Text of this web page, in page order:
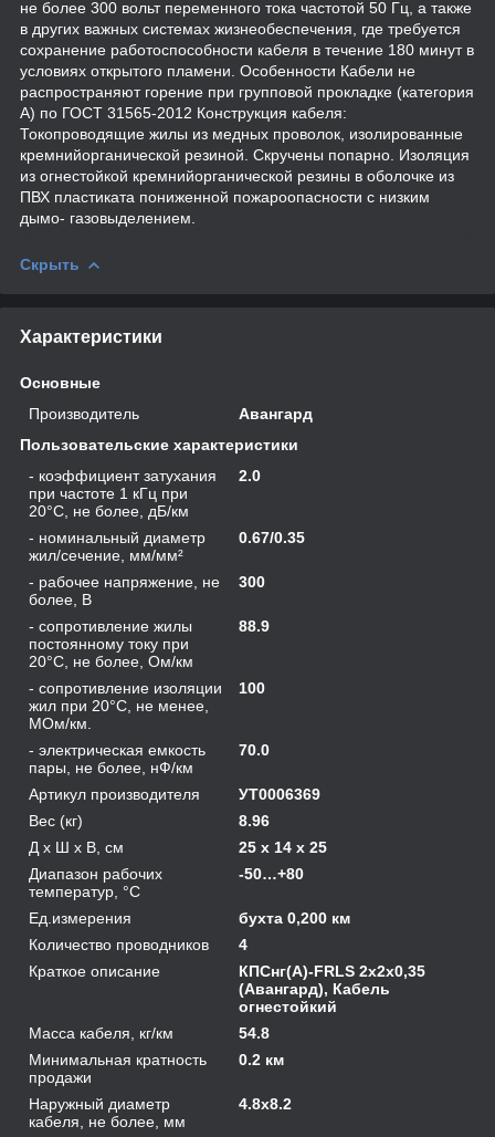
не более 300 вольт переменного тока частотой 50 Гц, а также
в других важных системах жизнеобеспечения, где требуется
сохранение работоспособности кабеля в течение 180 минут в
условиях открытого пламени. Особенности Кабели не
распространяют горение при групповой прокладке (категория
А) по ГОСТ 31565-2012 Конструкция кабеля:
Токопроводящие жилы из медных проволок, изолированные
кремнийорганической резиной. Скручены попарно. Изоляция
из огнестойкой кремнийорганической резины в оболочке из
ПВХ пластиката пониженной пожароопасности с низким
дымо- газовыделением.
Скрыть
Характеристики
Основные
Производитель
Авангард
Пользовательские характеристики
- коэффициент затухания
при частоте 1 кГц при
20°C, не более, дБ/км
2.0
- номинальный диаметр
жил/сечение, мм/мм²
0.67/0.35
- рабочее напряжение, не
более, В
300
- сопротивление жилы
постоянному току при
20°C, не более, Ом/км
88.9
- сопротивление изоляции
жил при 20°C, не менее,
МОм/км.
100
- электрическая емкость
пары, не более, нФ/км
70.0
Артикул производителя
УТ0006369
Вес (кг)
8.96
Д х Ш х В, см
25 x 14 x 25
Диапазон рабочих
температур, °С
-50…+80
Ед.измерения
бухта 0,200 км
Количество проводников
4
Краткое описание
КПСнг(А)-FRLS 2х2х0,35
(Авангард), Кабель
огнестойкий
Масса кабеля, кг/км
54.8
Минимальная кратность
продажи
0.2 км
Наружный диаметр
кабеля, не более, мм
4.8х8.2